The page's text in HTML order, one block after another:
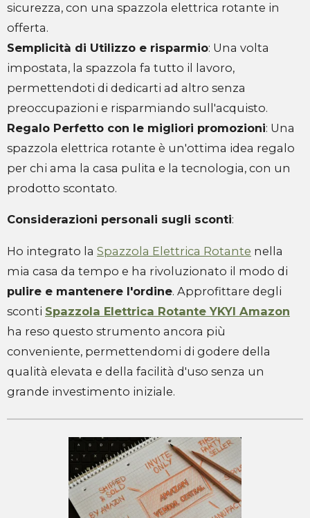
sicurezza, con una spazzola elettrica rotante in
offerta.
Semplicità di Utilizzo e risparmio: Una volta
impostata, la spazzola fa tutto il lavoro,
permettendoti di dedicarti ad altro senza
preoccupazioni e risparmiando sull'acquisto.
Regalo Perfetto con le migliori promozioni: Una
spazzola elettrica rotante è un'ottima idea regalo
per chi ama la casa pulita e la tecnologia, con un
prodotto scontato.
Considerazioni personali sugli sconti:
Ho integrato la Spazzola Elettrica Rotante nella
mia casa da tempo e ha rivoluzionato il modo di
pulire e mantenere l'ordine. Approfittare degli
sconti Spazzola Elettrica Rotante YKYI Amazon
ha reso questo strumento ancora più
conveniente, permettendomi di godere della
qualità elevata e della facilità d'uso senza un
grande investimento iniziale.